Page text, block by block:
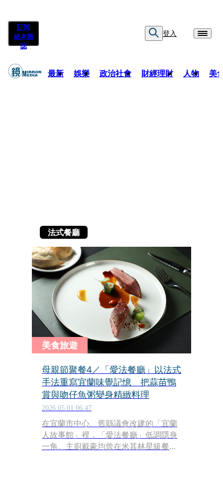
訂閱
紙本雜
誌
登入
最新 娛樂 政治社會 財經理財 人物 美
法式餐廳
美食旅遊
母親節聚餐4／「愛法餐廳」以法式
手法重寫宜蘭味覺記憶 把蒜苗鴨
賞與吻仔魚粥變身精緻料理
2026.05.01 06:47
在宜蘭市中心、舊縣議會改建的「宜蘭
人故事館」裡，「愛法餐廳」低調隱身
一角。主廚戴豪均曾在米其林星級餐廳